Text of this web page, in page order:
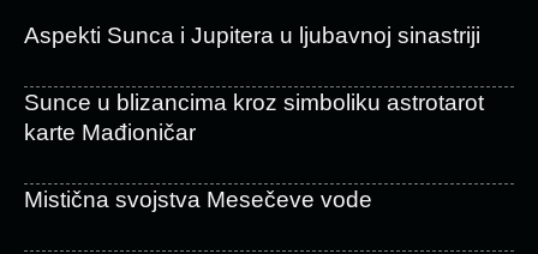
Aspekti Sunca i Jupitera u ljubavnoj sinastriji
Sunce u blizancima kroz simboliku astrotarot
karte Mađioničar
Mistična svojstva Mesečeve vode